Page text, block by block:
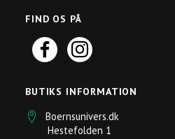
FIND OS PÅ
BUTIKS INFORMATION
Boernsunivers.dk
Hestefolden 1